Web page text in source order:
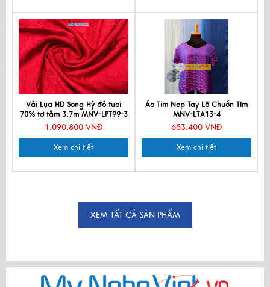
Vải Lụa HD Song Hỷ đỏ tươi
70% tơ tằm 3.7m MNV-LPT99-3
1.090.800 VNĐ
Xem chi tiết
Áo Tim Nẹp Tay Lỡ Chuồn Tím
MNV-LTA13-4
653.400 VNĐ
Xem chi tiết
XEM TẤT CẢ SẢN PHẨM